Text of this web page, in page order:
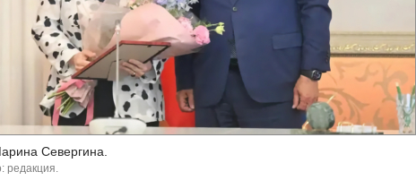
Севергина.
редакция.